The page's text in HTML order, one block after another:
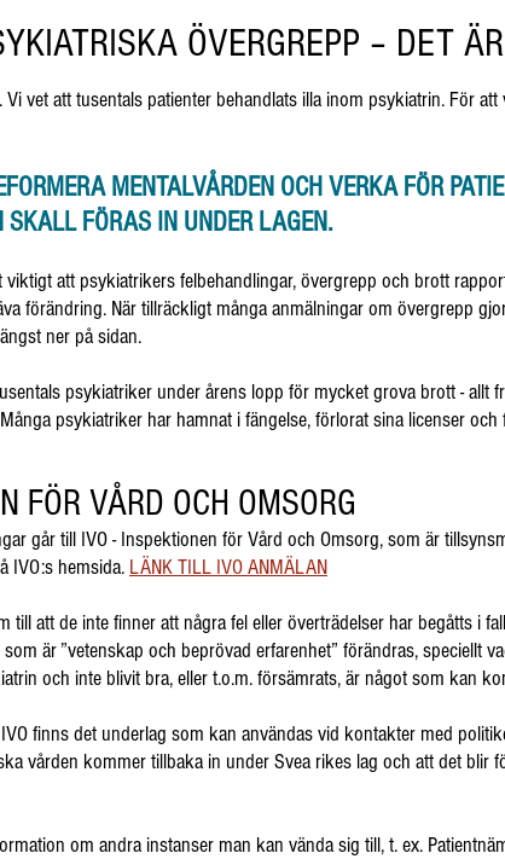
ÖVERGREPP – DET
vet att tusentals patienter behandlats illa inom psykiatrin. För
MENTALVÅRDEN OCH VERKA FÖR
FÖRAS IN UNDER LAGEN.
att psykiatrikers felbehandlingar, övergrepp och brott
förändring. När tillräckligt många anmälningar om övergrepp
ner på sidan.
psykiatriker under årens lopp för mycket grova brott - allt
psykiatriker har hamnat i fängelse, förlorat sina licenser och
FÖR VÅRD OCH OMSORG
går till IVO - Inspektionen för Vård och Omsorg, som är
IVO:s hemsida. LÄNK TILL IVO ANMÄLAN
till att de inte finner att några fel eller överträdelser har begåtts i
är ”vetenskap och beprövad erfarenhet” förändras, speciellt
och inte blivit bra, eller t.o.m. försämrats, är något som kan
finns det underlag som kan användas vid kontakter med
vården kommer tillbaka in under Svea rikes lag och att det
om andra instanser man kan vända sig till, t. ex.